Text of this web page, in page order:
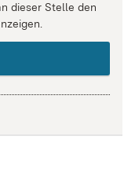
dieser Stelle den